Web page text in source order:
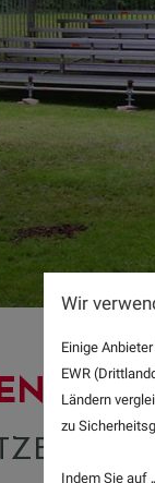
&
IHR
Wir
Einige
EWR
Ländern
zu
Indem Sie auf